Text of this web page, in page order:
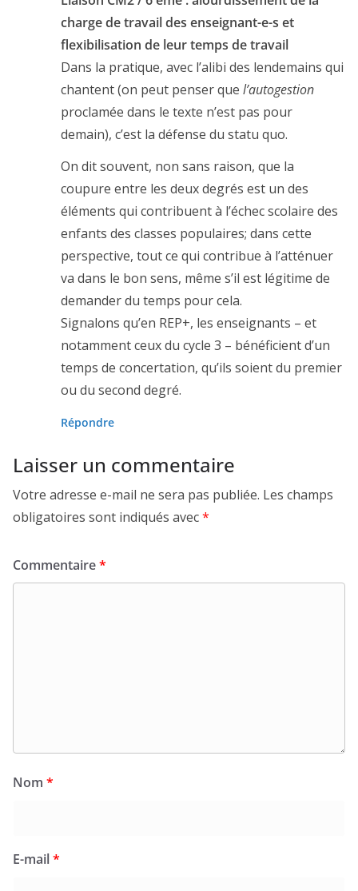
charge de travail des enseignant-e-s et
flexibilisation de leur temps de travail
Dans la pratique, avec l’alibi des lendemains qui
chantent (on peut penser que l’autogestion
proclamée dans le texte n’est pas pour
demain), c’est la défense du statu quo.
On dit souvent, non sans raison, que la
coupure entre les deux degrés est un des
éléments qui contribuent à l’échec scolaire des
enfants des classes populaires; dans cette
perspective, tout ce qui contribue à l’atténuer
va dans le bon sens, même s’il est légitime de
demander du temps pour cela.
Signalons qu’en REP+, les enseignants – et
notamment ceux du cycle 3 – bénéficient d’un
temps de concertation, qu’ils soient du premier
ou du second degré.
Répondre
Laisser un commentaire
Votre adresse e-mail ne sera pas publiée. Les champs
obligatoires sont indiqués avec*
Commentaire*
Nom *
E-mail*